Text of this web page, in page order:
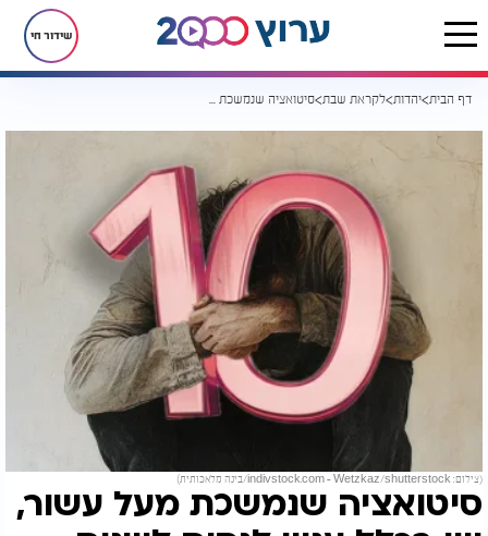
שידור חי
דף הבית יהדות לקראת שבת סיטואציה שנמשכת מעל עשור, יש בכלל עניין לנסות לשנות אותה?
(צילום: indivstock.com - Wetzkaz/shutterstock/בינה מלאכותית)
סיטואציה שנמשכת מעל עשור,